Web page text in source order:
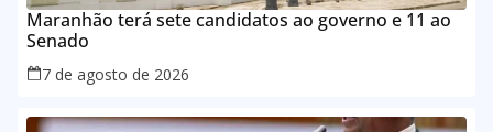
Maranhão terá sete candidatos ao governo e 11 ao
Senado
7 de agosto de 2026